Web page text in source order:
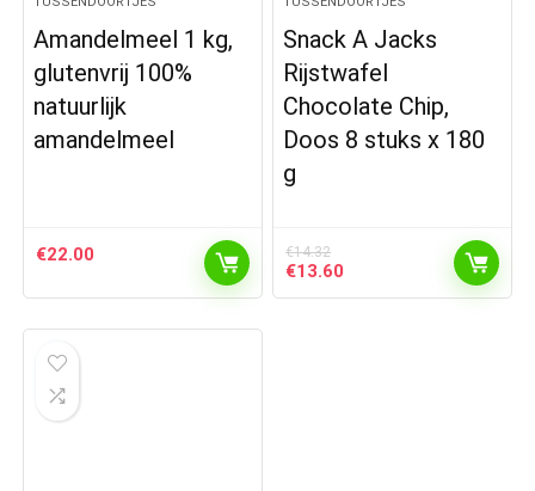
Amandelmeel 1 kg,
glutenvrij 100%
natuurlijk
amandelmeel
€22.00
Snack A Jacks
Rijstwafel
Chocolate Chip,
Doos 8 stuks x 180
g
€14.32
Oorspronkelijke
€13.60